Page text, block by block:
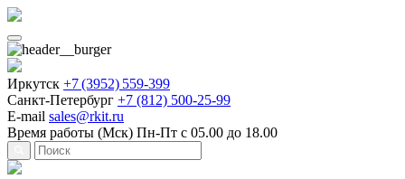
Иркутск +7 (3952) 559-399
Санкт-Петербург +7 (812) 500-25-99
E-mail sales@rkit.ru
Время работы (Мск) Пн-Пт с 05.00 до 18.00